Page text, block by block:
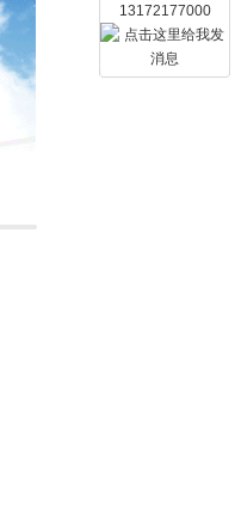
13172177000